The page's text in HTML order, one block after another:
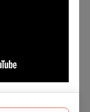
收20元。特殊票價依
、信義威秀影展現場